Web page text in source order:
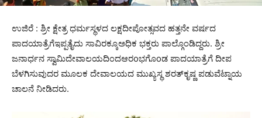
ಉಜಿರೆ : ಶ್ರೀ ಕ್ಷೇತ್ರ ಧರ್ಮಸ್ಥಳದ ಲಕ್ಷದೀಪೋತ್ಸವದ ಹತ್ತನೇ ವರ್ಷದ
ಪಾದಯಾತ್ರೆಗೆಇಪ್ಪತೈದು ಸಾವಿರಕ್ಕೂಅಧಿಕ ಭಕ್ತರು ಪಾಲ್ಗೊಂಡಿದ್ದರು. ಶ್ರೀ
ಜನಾರ್ಧನ ಸ್ವಾಮಿದೇವಾಲಯದಿಂದಆರoಭಗೊoಡ ಪಾದಯಾತ್ರೆಗೆ ದೀಪ
ಬೆಳಗಿಸುವುದರ ಮೂಲಕ ದೇವಾಲಯದ ಮುಖ್ಯಸ್ಥ ಶರತ್‌ಕೃಷ್ಣ ಪಡುವೆಟ್ನಾಯ
ಚಾಲನೆ ನೀಡಿದರು.